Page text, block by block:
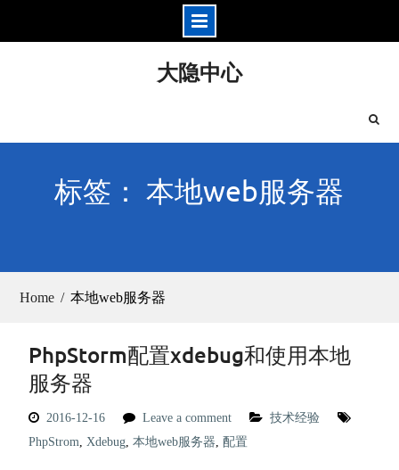
大隐中心
标签： 本地web服务器
Home 本地web服务器
PhpStorm配置xdebug和使用本地
服务器
2016-12-16 Leave a comment
技术经验
PhpStrom, Xdebug, 本地web服务器, 配置